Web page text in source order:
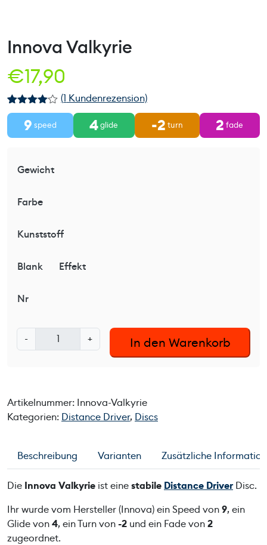
Innova Valkyrie
€17,90
Bewertet
4.00
von 5,
basieren
1
wertung
(1 Kundenrezension)
9 speed 4glide -2 turn 2 fade
Gewicht
Farbe
Kunststoff
Blank Effekt
Nr
-
I
n
a
V
k
r
i
e
M
+ In den Warenkorb
Artikelnummer: Innova-Valkyrie
Kategorien: Distance Driver, Discs
Beschreibung Varianten Zusätzliche
Die Innova Valkyrie ist einestabile Distance DriverDisc.
Ihr wurde vom Hersteller (Innova) ein Speed von9, ein
Glide von4, ein Turn von-2 und ein Fade von2
zugeordnet.